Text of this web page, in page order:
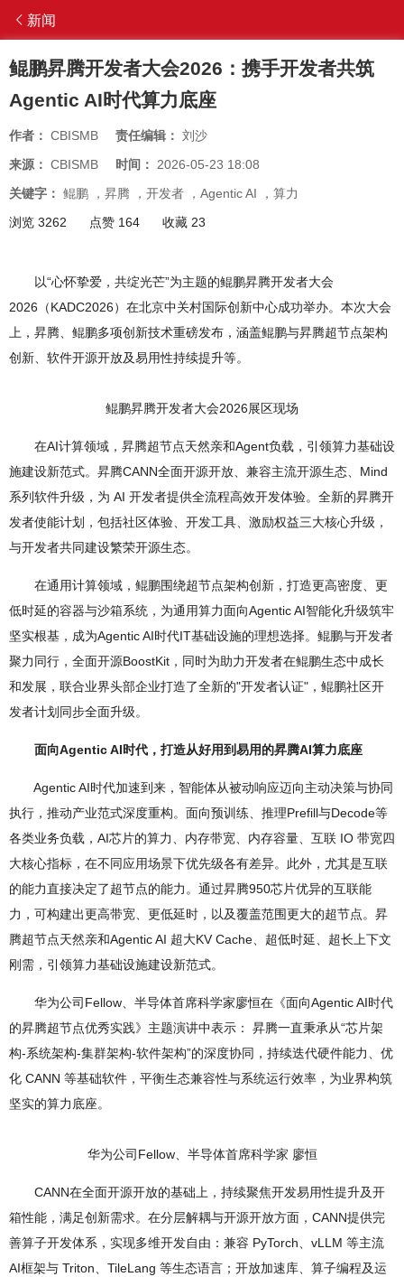
新闻
鲲鹏昇腾开发者大会2026：携手开发者共筑
Agentic AI时代算力底座
作者： CBISMB 责任编辑： 刘沙
来源： CBISMB 时间： 2026-05-23 18:08
关键字： 鲲鹏 ， 昇腾 ， 开发者 ， Agentic AI ， 算力
浏览 3262
点赞 164 收藏 23
以“心怀挚爱，共绽光芒”为主题的鲲鹏昇腾开发者大会
2026（KADC2026）在北京中关村国际创新中心成功举办。本次大会
上，昇腾、鲲鹏多项创新技术重磅发布，涵盖鲲鹏与昇腾超节点架构
创新、软件开源开放及易用性持续提升等。
鲲鹏昇腾开发者大会2026展区现场
在AI计算领域，昇腾超节点天然亲和Agent负载，引领算力基础设
施建设新范式。昇腾CANN全面开源开放、兼容主流开源生态、Mind
系列软件升级，为 AI 开发者提供全流程高效开发体验。全新的昇腾开
发者使能计划，包括社区体验、开发工具、激励权益三大核心升级，
与开发者共同建设繁荣开源生态。
在通用计算领域，鲲鹏围绕超节点架构创新，打造更高密度、更
低时延的容器与沙箱系统，为通用算力面向Agentic AI智能化升级筑牢
坚实根基，成为Agentic AI时代IT基础设施的理想选择。鲲鹏与开发者
聚力同行，全面开源BoostKit，同时为助力开发者在鲲鹏生态中成长
和发展，联合业界头部企业打造了全新的"开发者认证"，鲲鹏社区开
发者计划同步全面升级。
面向Agentic AI时代，打造从好用到易用的昇腾AI算力底座
Agentic AI时代加速到来，智能体从被动响应迈向主动决策与协同
执行，推动产业范式深度重构。面向预训练、推理Prefill与Decode等
各类业务负载，AI芯片的算力、内存带宽、内存容量、互联 IO 带宽四
大核心指标，在不同应用场景下优先级各有差异。此外，尤其是互联
的能力直接决定了超节点的能力。通过昇腾950芯片优异的互联能
力，可构建出更高带宽、更低延时，以及覆盖范围更大的超节点。昇
腾超节点天然亲和Agentic AI 超大KV Cache、超低时延、超长上下文
刚需，引领算力基础设施建设新范式。
华为公司Fellow、半导体首席科学家廖恒在《面向Agentic AI时代
的昇腾超节点优秀实践》主题演讲中表示： 昇腾一直秉承从“芯片架
构-系统架构-集群架构-软件架构”的深度协同，持续迭代硬件能力、优
化 CANN 等基础软件，平衡生态兼容性与系统运行效率，为业界构筑
坚实的算力底座。
华为公司Fellow、半导体首席科学家 廖恒
CANN在全面开源开放的基础上，持续聚焦开发易用性提升及开
箱性能，满足创新需求。在分层解耦与开源开放方面，CANN提供完
善算子开发体系，实现多维开发自由：兼容 PyTorch、vLLM 等主流
AI框架与 Triton、TileLang 等生态语言；开放加速库、算子编程及运